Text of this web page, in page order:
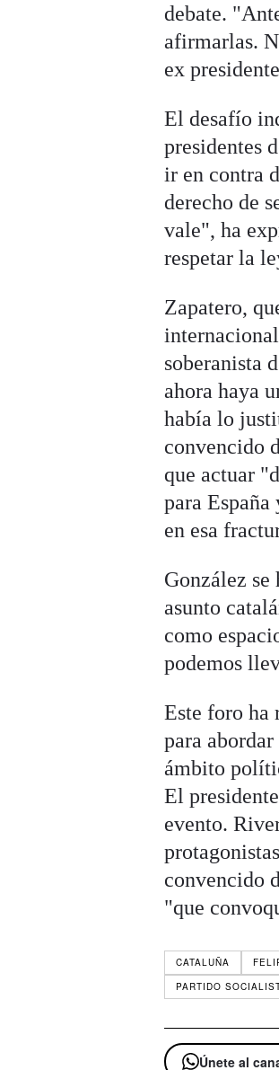
debate.
afirmarlas.
ex presidente
El desafío
presidentes
ir en contra
derecho de
vale", ha
respetar la
Zapatero,
soberanista
ahora haya
había lo
convencido
que actuar
para
en esa
González
asunto
como
podemos
Este foro ha
para
ámbito
El
evento.
convencido
"que
CATALUÑA
PARTIDO
Únete al